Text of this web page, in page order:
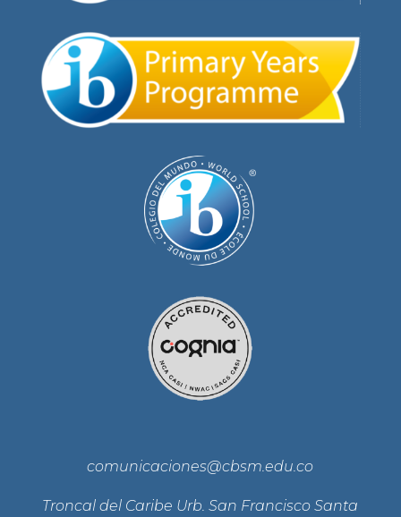
comunicaciones@cbsm.edu.co
Troncal del Caribe Urb. San Francisco Santa